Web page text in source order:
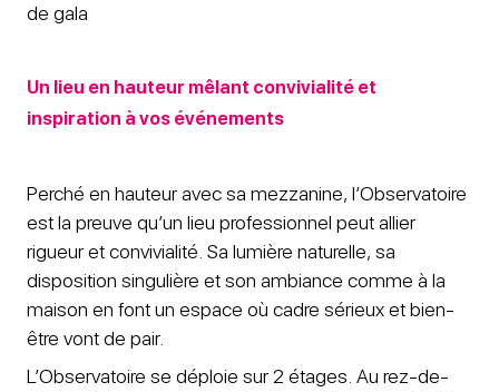
de gala
Un lieu en hauteur mêlant convivialité et
inspiration à vos événements
Perché en hauteur avec sa mezzanine, l’Observatoire
est la preuve qu’un lieu professionnel peut allier
rigueur et convivialité. Sa lumière naturelle, sa
disposition singulière et son ambiance comme à la
maison en font un espace où cadre sérieux et bien-
être vont de pair.
L’Observatoire se déploie sur 2 étages. Au rez-de-